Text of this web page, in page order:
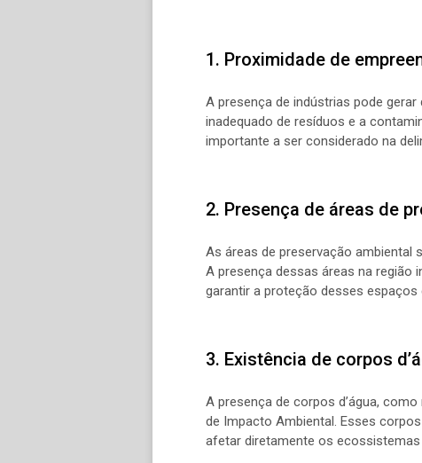
1. Proximidade de
A presença de indústrias pode
inadequado de resíduos e a
importante a ser considerado na
2. Presença de áreas de
As áreas de preservação ambiental
A presença dessas áreas na região
garantir a proteção desses espaços
3. Existência de corpos
A presença de corpos d’água,
de Impacto Ambiental. Esses
afetar diretamente os ecossistemas